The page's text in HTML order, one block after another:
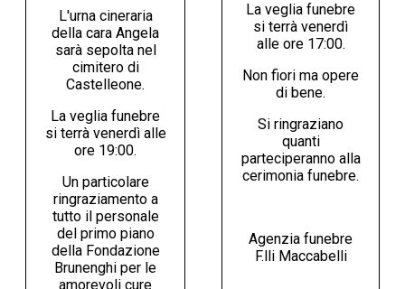
L'urna cineraria
della cara Angela
sarà sepolta nel
cimitero di
Castelleone.
La veglia funebre
si terrà venerdì alle
ore 19:00.
Un particolare
ringraziamento a
tutto il personale
del primo piano
della Fondazione
Brunenghi per le
amorevoli cure
La veglia funebre
si terrà venerdì
alle ore 17:00.
Non fiori ma opere
di bene.
Si ringraziano
quanti
parteciperanno alla
cerimonia funebre.
Agenzia funebre
F.lli Maccabelli